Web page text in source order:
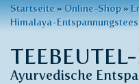
Sie
sind
hier
Startseite » Online-Shop »
Himalaya-Entspannungstees
Ayurvedische